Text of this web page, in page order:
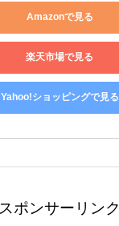
Amazonで見る
楽天市場で見る
Yahoo!ショッピングで見る
スポンサーリンク